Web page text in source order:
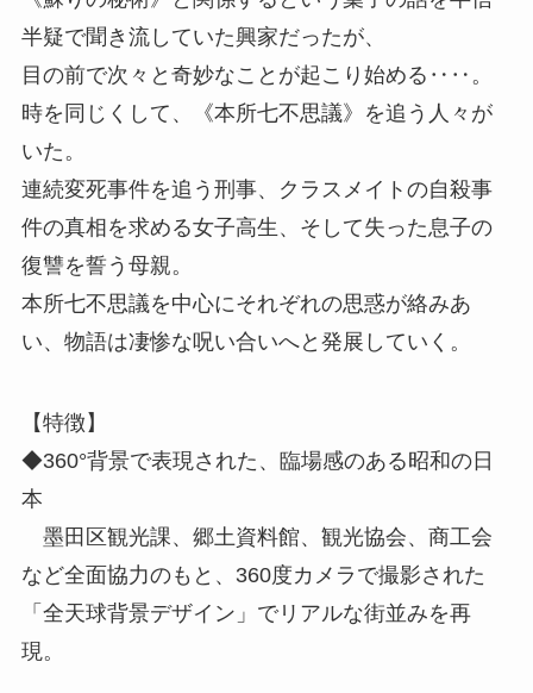
半疑で聞き流していた興家だったが、
目の前で次々と奇妙なことが起こり始める‥‥。
時を同じくして、《本所七不思議》を追う人々が
いた。
連続変死事件を追う刑事、クラスメイトの自殺事
件の真相を求める女子高生、そして失った息子の
復讐を誓う母親。
本所七不思議を中心にそれぞれの思惑が絡みあ
い、物語は凄惨な呪い合いへと発展していく。
【特徴】
◆360°背景で表現された、臨場感のある昭和の日
本
墨田区観光課、郷土資料館、観光協会、商工会
など全面協力のもと、360度カメラで撮影された
「全天球背景デザイン」でリアルな街並みを再
現。